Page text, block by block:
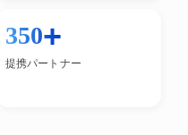
350+
提携パートナー